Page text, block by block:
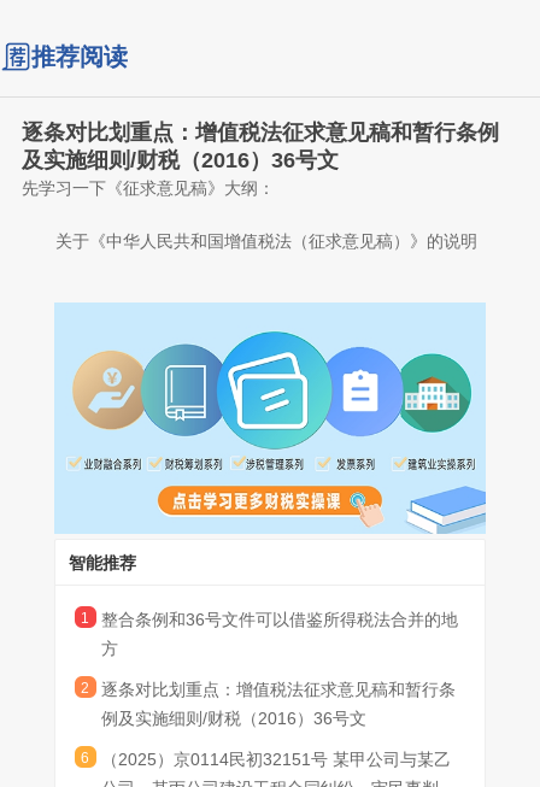
推荐阅读
逐条对比划重点：增值税法征求意见稿和暂行条例
及实施细则/财税（2016）36号文
先学习一下《征求意见稿》大纲：
关于《中华人民共和国增值税法（征求意见稿）》的说明
（一）关于征税范围。《征求意见稿》基本延续了《条例》的
规定，为巩固营改增成果，将“加工、修理修配劳务”并入“服务”，
将“销售金融商品”从“服务”中单列，即增值税的征税范围为，在境内
销售货物、服务、无形资产、不动产和金融商品，以及进口货物。
（二）关于纳税人和扣缴义务人。借鉴国际经验，《征求意见
和个人，以及进口货物的收货人，为增值税的纳税人。销售额未达
到增值税起征点的单位和个人，不是增值税纳税人，但可以自愿选
择登记为增值税纳税人缴纳增值税。境外单位和个人在境内发生应
（三）关于税率和征收率。为巩固营改增及深化增值税改革成
将销售货物、加工修理修配服务、有形动产租赁服务、以及进口货
物等适用税率调整为13%；将销售交通运输、邮政、基础电信、建
产品等货物的适用税率调整为9%；销售服务、无形资产、金融商品
的适用税率为6%，保持不变。同时，明确增值税征收率为3%。
行规定，明确销售额是纳税人发生应税交易取得的与之相关的对
价，包括全部货币或者非货币形式的经济利益。
（五）关于期末留抵退税制度。为巩固深化增值税改革成果，
智能推荐
1
整合条例和36号文件可以借鉴所得税法合并的地
方
2
逐条对比划重点：增值税法征求意见稿和暂行条
例及实施细则/财税（2016）36号文
6
（2025）京0114民初32151号 某甲公司与某乙